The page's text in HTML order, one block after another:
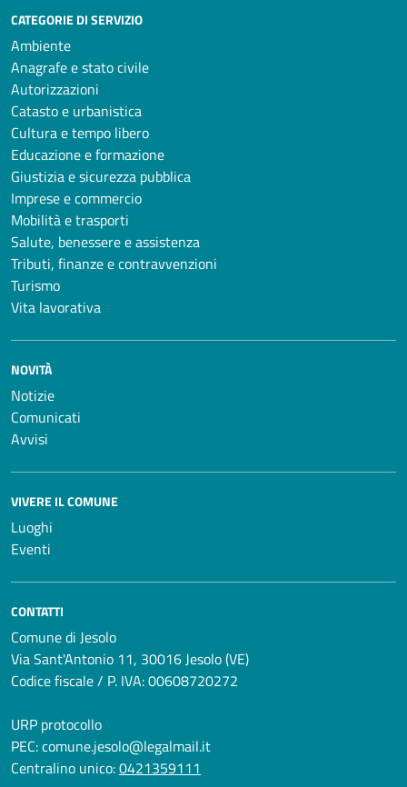
CATEGORIE DI SERVIZIO
Ambiente
Anagrafe e stato civile
Autorizzazioni
Catasto e urbanistica
Cultura e tempo libero
Educazione e formazione
Giustizia e sicurezza pubblica
Imprese e commercio
Mobilità e trasporti
Salute, benessere e assistenza
Tributi, finanze e contravvenzioni
Turismo
Vita lavorativa
NOVITÀ
Notizie
Comunicati
Avvisi
VIVERE IL COMUNE
Luoghi
Eventi
CONTATTI
Comune di Jesolo
Via Sant'Antonio 11, 30016 Jesolo (VE)
Codice fiscale / P. IVA: 00608720272
URP protocollo
PEC:comune.jesolo@legalmail.it
Centralino unico:0421359111